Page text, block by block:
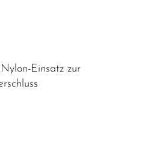
Einsatz zur